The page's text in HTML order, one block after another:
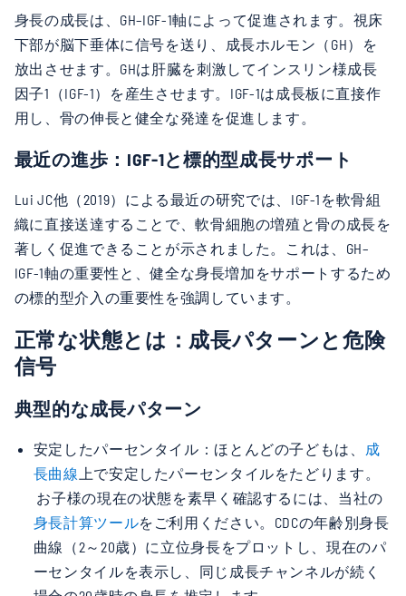
身長の成長は、GH–IGF-1軸によって促進されます。視床
下部が脳下垂体に信号を送り、成長ホルモン（GH）を
放出させます。GHは肝臓を刺激してインスリン様成長
因子1（IGF-1）を産生させます。IGF-1は成長板に直接作
用し、骨の伸長と健全な発達を促進します。
最近の進歩：IGF-1と標的型成長サポート
Lui JC他（2019）による最近の研究では、IGF-1を軟骨組
織に直接送達することで、軟骨細胞の増殖と骨の成長を
著しく促進できることが示されました。これは、GH–
IGF-1軸の重要性と、健全な身長増加をサポートするため
の標的型介入の重要性を強調しています。
正常な状態とは：成長パターンと危険
信号
典型的な成長パターン
安定したパーセンタイル：ほとんどの子どもは、
成
長曲線 上で安定したパーセンタイルをたどります。
お子様の現在の状態を素早く確認するには、当社の
身長計算ツールをご利用ください。CDCの年齢別身長
曲線（2～20歳）に立位身長をプロットし、現在のパ
ーセンタイルを表示し、同じ成長チャンネルが続く